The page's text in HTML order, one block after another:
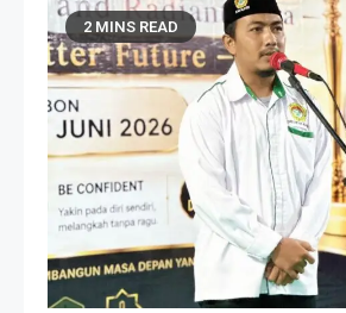
2 MINS READ